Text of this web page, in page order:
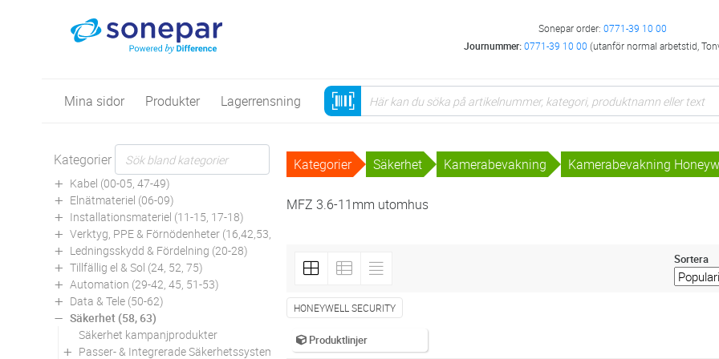
Sonepar order: 0771-39 10 00
Journummer:0771-39 10 00 (utanför normal arbetstid,
Mina sidor Produkter Lagerrensning
Kategorier
Kabel (00-05, 47-49)
Elnätmateriel (06-09)
Installationsmateriel (11-15, 17-18)
Verktyg, PPE & Förnödenheter (16,42,53,94)
Ledningsskydd & Fördelning (20-28)
Tillfällig el & Sol (24, 52, 75)
Automation (29-42, 45, 51-53)
Data & Tele (50-62)
Säkerhet (58, 63)
Säkerhet kampanjprodukter
Passer- & Integrerade Säkerhetssystem
Kategorier Säkerhet Kamerabevakning Kamerabevakning
MFZ 3.6-11mm utomhus
Sortera
HONEYWELL SECURITY
Produktlinjer